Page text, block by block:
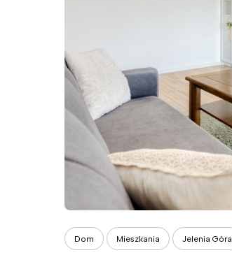
Dom Mieszkania Jelenia Góra